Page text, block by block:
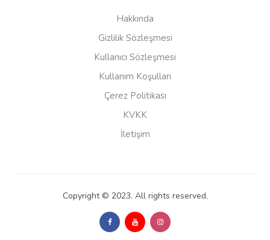
Hakkında
Gizlilik Sözleşmesi
Kullanıcı Sözleşmesi
Kullanım Koşulları
Çerez Politikası
KVKK
İletişim
Copyright © 2023. All rights reserved.